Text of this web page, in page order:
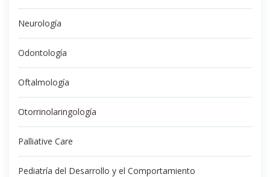
Neurología
Odontología
Oftalmología
Otorrinolaringología
Palliative Care
Pediatría del Desarrollo y el Comportamiento